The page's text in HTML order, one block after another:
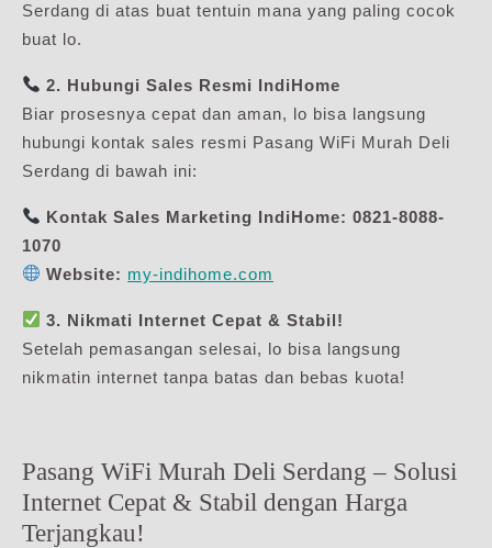
Serdang di atas buat tentuin mana yang paling cocok
buat lo.
2. Hubungi Sales Resmi IndiHome
Biar prosesnya cepat dan aman, lo bisa langsung
hubungi kontak sales resmi Pasang WiFi Murah Deli
Serdang di bawah ini:
Kontak Sales Marketing IndiHome: 0821-8088-
1070
Website: my-indihome.com
3. Nikmati Internet Cepat & Stabil!
Setelah pemasangan selesai, lo bisa langsung
nikmatin internet tanpa batas dan bebas kuota!
Pasang WiFi Murah Deli Serdang – Solusi
Internet Cepat & Stabil dengan Harga
Terjangkau!